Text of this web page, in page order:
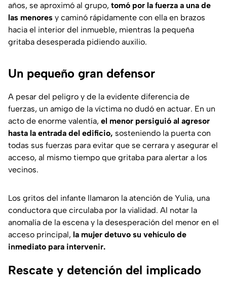
años, se aproximó al grupo, tomó por la fuerza a una de
las menores y caminó rápidamente con ella en brazos
hacia el interior del inmueble, mientras la pequeña
gritaba desesperada pidiendo auxilio.
Un pequeño gran defensor
A pesar del peligro y de la evidente diferencia de
fuerzas, un amigo de la víctima no dudó en actuar. En un
acto de enorme valentía, el menor persiguió al agresor
hasta la entrada del edificio, sosteniendo la puerta con
todas sus fuerzas para evitar que se cerrara y asegurar el
acceso, al mismo tiempo que gritaba para alertar a los
vecinos.
Los gritos del infante llamaron la atención de Yulia, una
conductora que circulaba por la vialidad. Al notar la
anomalía de la escena y la desesperación del menor en el
acceso principal, la mujer detuvo su vehículo de
inmediato para intervenir.
Rescate y detención del implicado